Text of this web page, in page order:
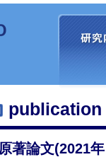
publication
原著論文(2021